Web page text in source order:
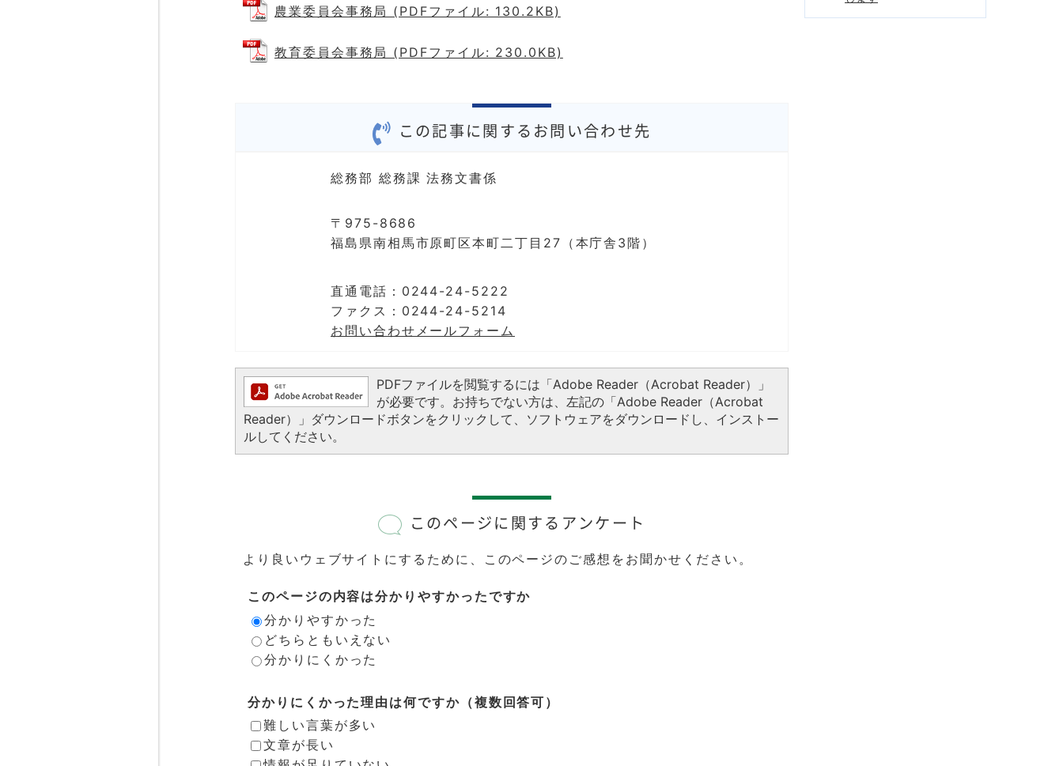
農業委員会事務局 (PDFファイル: 130.2KB)
教育委員会事務局 (PDFファイル: 230.0KB)
この記事に関するお問い合わせ先
総務部 総務課 法務文書係
〒975-8686
福島県南相馬市原町区本町二丁目27（本庁舎3階）
直通電話：0244-24-5222
ファクス：0244-24-5214
お問い合わせメールフォーム
PDFファイルを閲覧するには「Adobe Reader（Acrobat Reader）」
が必要です。お持ちでない方は、左記の「Adobe Reader（Acrobat
Reader）」ダウンロードボタンをクリックして、ソフトウェアをダウンロードし、インストー
ルしてください。
このページに関するアンケート
より良いウェブサイトにするために、このページのご感想をお聞かせください。
このページの内容は分かりやすかったですか
分かりやすかった
どちらともいえない
分かりにくかった
分かりにくかった理由は何ですか（複数回答可）
難しい言葉が多い
文章が長い